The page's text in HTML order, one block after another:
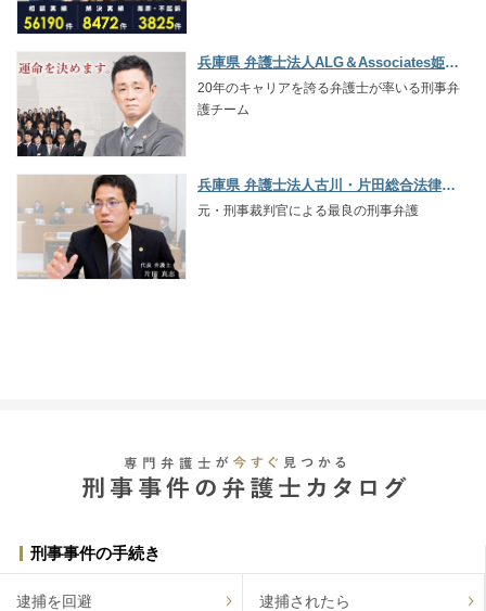
兵庫県 弁護士法人ALG＆Associates姫路法律事務所
20年のキャリアを誇る弁護士が率いる刑事弁
護チーム
兵庫県 弁護士法人古川・片田総合法律事務所三条河原町事務所
元・刑事裁判官による最良の刑事弁護
刑事事件の手続き
逮捕を回避 逮捕されたら